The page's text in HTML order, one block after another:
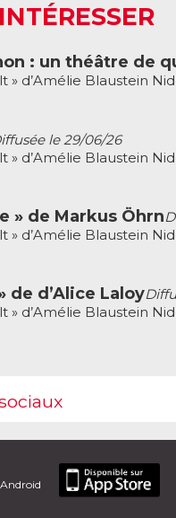
: un théâtre de
» d’Amélie Blaustein
le 29/06/26
» d’Amélie Blaustein
» de Markus Öhrn
» d’Amélie Blaustein
de d’Alice Laloy
» d’Amélie Blaustein